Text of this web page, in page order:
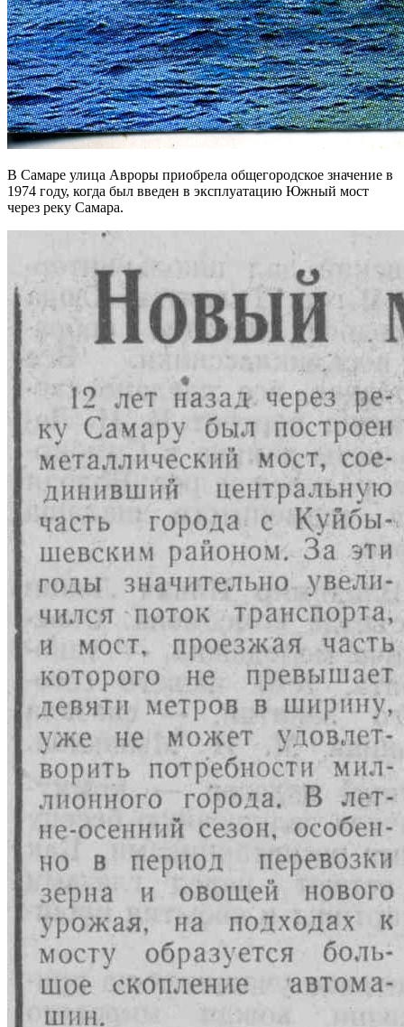
В Самаре улица Авроры приобрела общегородское значение в
1974 году, когда был введен в эксплуатацию Южный мост
через реку Самара.